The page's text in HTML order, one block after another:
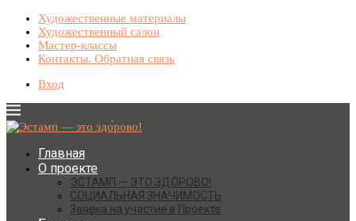
Художественные материалы
Художественный салон
Мастер-классы
Контакты. Обратная связь
Вход
Главная
О проекте
ЭСТАМП — ЭТО ЗДО́РОВО!
СОЦИАЛЬНАЯ ЗНАЧИМОСТЬ
Заявка на участие в Проекте